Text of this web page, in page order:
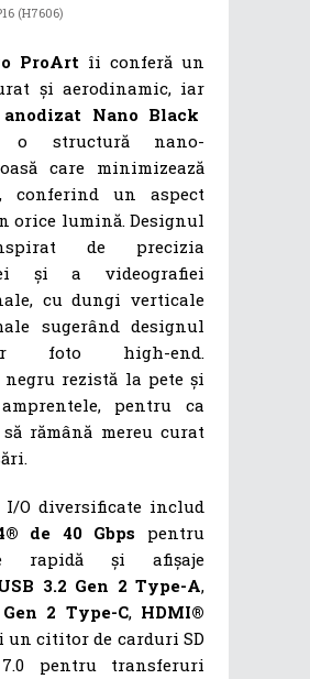
(H7606)
ProArt îi conferă un
și aerodinamic, iar
Nano Black
o structură nano-
care minimizează
conferind un aspect
orice lumină. Designul
de precizia
și a videografiei
cu dungi verticale
sugerând designul
foto high-end.
rezistă la pete și
pentru ca
rămână mereu curat
I/O diversificate includ
de 40 Gbps pentru
rapidă și afișaje
3.2 Gen 2 Type-A,
2 Type-C, HDMI®
un cititor de carduri SD
7.0 pentru transferuri